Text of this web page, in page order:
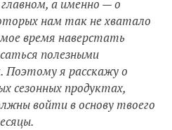
а именно — о
нам так не хватало
время наверстать
полезными
Поэтому я расскажу о
сезонных продуктах,
войти в основу твоего